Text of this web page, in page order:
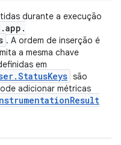
durante a execução
.app .
. A ordem de inserção é
a mesma chave
em
.StatusKeys são
adicionar métricas
Result